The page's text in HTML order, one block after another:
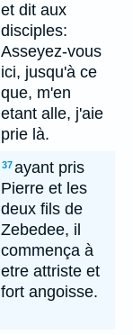
et dit aux
disciples:
Asseyez-vous
ici, jusqu'à ce
que, m'en
etant alle, j'aie
prie là.
37ayant pris
Pierre et les
deux fils de
Zebedee, il
commença à
etre attriste et
fort angoisse.